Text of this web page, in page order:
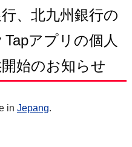
、北九州銀行の
アプリの個人
始のお知らせ
in Jepang.